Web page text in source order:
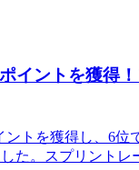
イントを獲得
トを獲得し、6
た。スプリント